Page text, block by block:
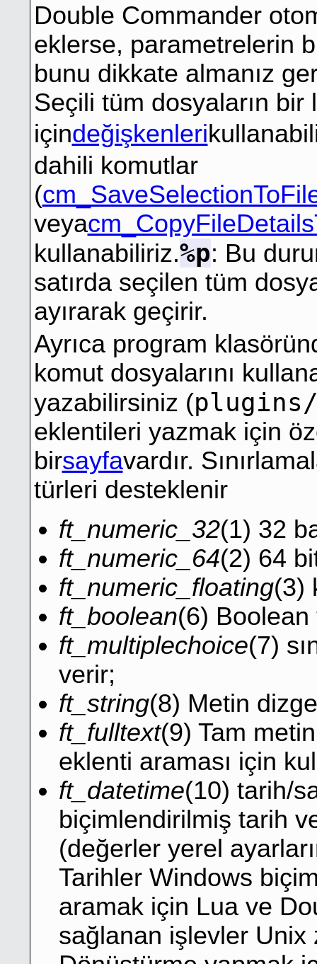
Double Commander
eklerse, parametrelerin
bunu dikkate almanız
Seçili tüm dosyaların bir
içindeğişkenleri
dahili komutlar
(
veya
kullanabiliriz.%p: Bu
satırda seçilen tüm
ayırarak geçirir.
Ayrıca program
komut dosyalarını
yazabilirsiniz (
eklentileri yazmak için
birsayfavardır.
türleri desteklenir
ft_numeric_32(1) 32
ft_numeric_64(2) 64
ft_numeric_floating(3)
ft_boolean(6) Boolean
ft_multiplechoice(7)
verir;
ft_string(8) Metin
ft_fulltext(9) Tam
eklenti araması için
ft_datetime(10) tarih/
biçimlendirilmiş tarih
(değerler yerel
Tarihler Windows
aramak için Lua ve
sağlanan işlevler Unix